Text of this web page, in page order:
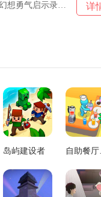
最终幻想勇气启示录幻影战争 详
岛屿建设者